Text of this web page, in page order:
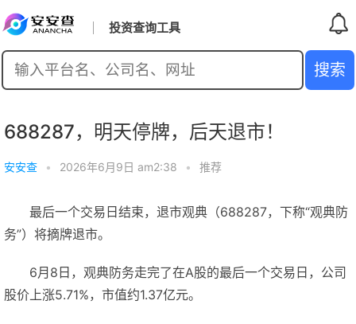
投资查询工具
688287，明天停牌，后天退市！
安安查 • 2026年6月9日 am2:38 • 推荐
最后一个交易日结束，退市观典（688287，下称“观典防
务”）将摘牌退市。
6月8日，观典防务走完了在A股的最后一个交易日，公司
股价上涨5.71%，市值约1.37亿元。